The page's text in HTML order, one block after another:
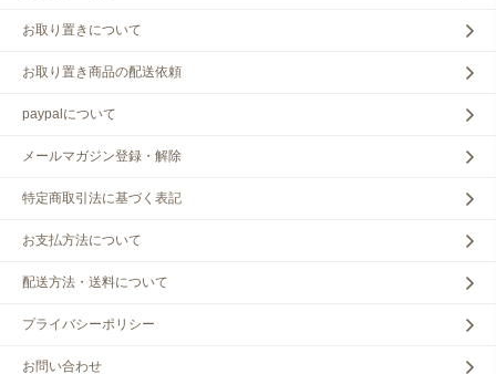
お取り置きについて
お取り置き商品の配送依頼
paypalについて
メールマガジン登録・解除
特定商取引法に基づく表記
お支払方法について
配送方法・送料について
プライバシーポリシー
お問い合わせ